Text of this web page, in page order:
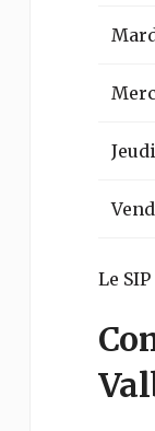
Jeudi
Le